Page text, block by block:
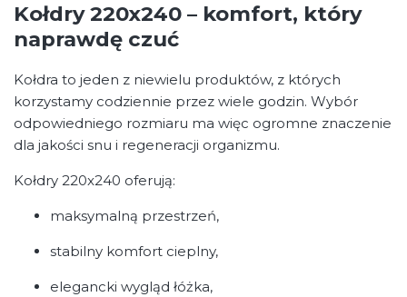
Kołdry 220x240 – komfort, który
naprawdę czuć
Kołdra to jeden z niewielu produktów, z których
korzystamy codziennie przez wiele godzin. Wybór
odpowiedniego rozmiaru ma więc ogromne znaczenie
dla jakości snu i regeneracji organizmu.
Kołdry 220x240 oferują:
maksymalną przestrzeń,
stabilny komfort cieplny,
elegancki wygląd łóżka,